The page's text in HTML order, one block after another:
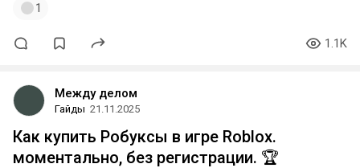
1
1.1K
Между делом
Гайды 21.11.2025
Как купить Робуксы в игре Roblox.
моментально, без регистрации. 🏆